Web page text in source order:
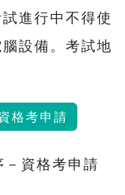
進行中不得使
設備。考試地
格考申請
資格考申請